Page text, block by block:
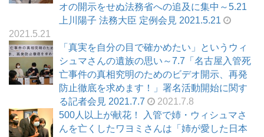
オの開示をせぬ法務省への追及に集中～5.21
上川陽子 法務大臣 定例会見 2021.5.21
2021.5.21
「真実を自分の目で確かめたい」というウィ
シュマさんの遺族の思い～7.7「名古屋入管死
亡事件の真相究明のためのビデオ開示、再発
防止徹底を求めます！」署名活動開始に関す
る記者会見 2021.7.7
2021.7.8
500人以上が献花！ 入管で姉・ウィシュマさ
んを亡くしたワヨミさんは「姉が愛した日本